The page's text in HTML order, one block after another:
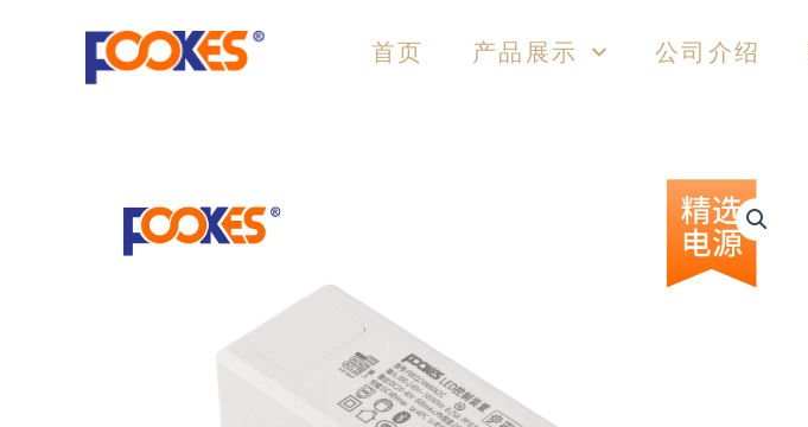
首页 产品展示 公司介绍